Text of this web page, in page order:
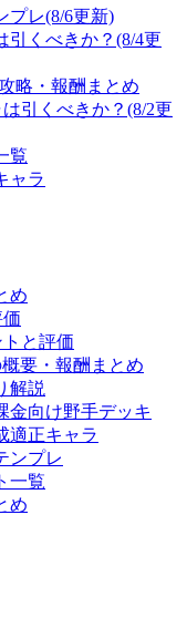
プレ(8/6更新)
引くべきか？(8/4更
略・報酬まとめ
引くべきか？(8/2更
覧
ャラ
め
と評価
要・報酬まとめ
解説
金向け野手デッキ
適正キャラ
ンプレ
一覧
め